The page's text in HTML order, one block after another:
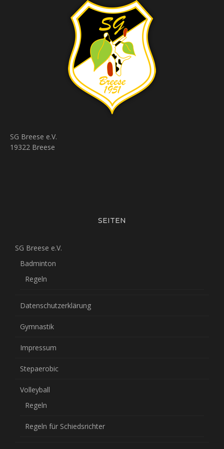
SG Breese e.V.
19322 Breese
SEITEN
SG Breese e.V.
Badminton
Regeln
Datenschutzerklärung
Gymnastik
Impressum
Stepaerobic
Volleyball
Regeln
Regeln für Schiedsrichter